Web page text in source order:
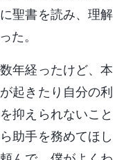
聖書を読み、理解
た。
年経ったけど、本
起きたり自分の利
抑えられないこと
助手を務めてほし